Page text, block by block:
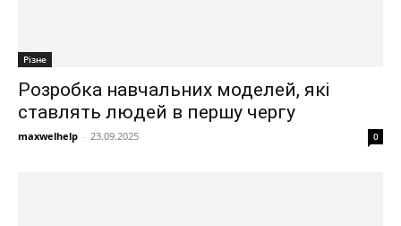
Різне
Розробка навчальних моделей, які
ставлять людей в першу чергу
maxwelhelp - 23.09.2025 0